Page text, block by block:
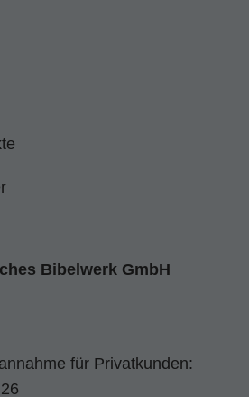
Bibelwerk GmbH
für Privatkunden: